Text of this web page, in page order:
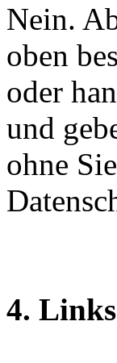
Nein.
oben
oder
und
ohne
4. Links